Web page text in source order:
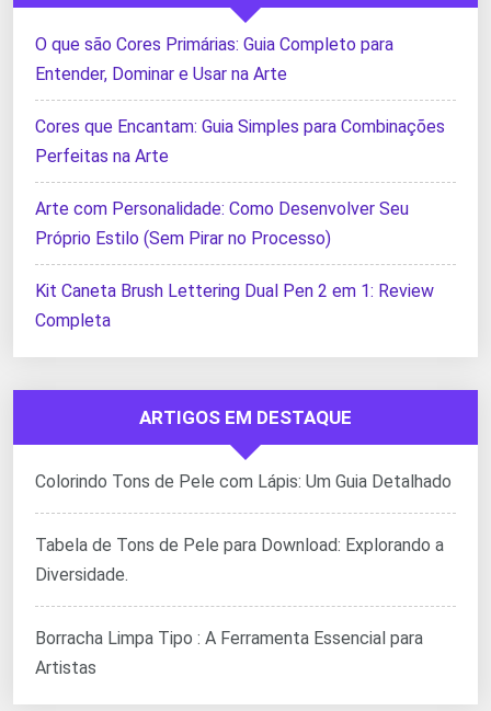
O que são Cores Primárias: Guia Completo para
Entender, Dominar e Usar na Arte
Cores que Encantam: Guia Simples para Combinações
Perfeitas na Arte
Arte com Personalidade: Como Desenvolver Seu
Próprio Estilo (Sem Pirar no Processo)
Kit Caneta Brush Lettering Dual Pen 2 em 1: Review
Completa
ARTIGOS EM DESTAQUE
Colorindo Tons de Pele com Lápis: Um Guia Detalhado
Tabela de Tons de Pele para Download: Explorando a
Diversidade.
Borracha Limpa Tipo : A Ferramenta Essencial para
Artistas